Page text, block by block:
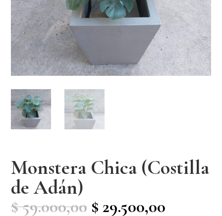
Monstera Chica (Costilla
de Adán)
$59.000,00 Original
$ 29.500,00